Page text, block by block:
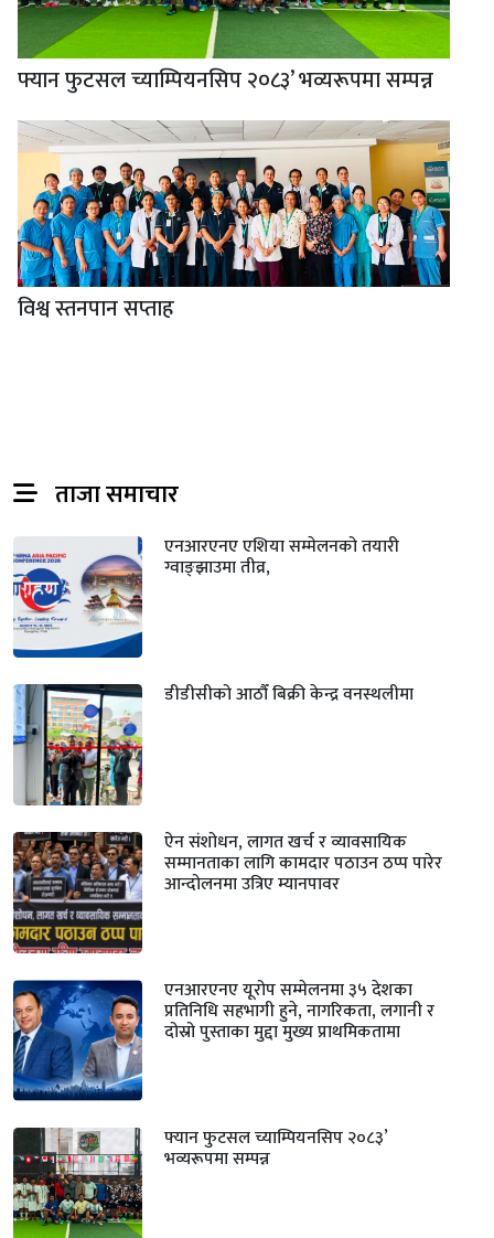
फ्यान फुटसल च्याम्पियनसिप २०८३’ भव्यरूपमा सम्पन्न
विश्व स्तनपान सप्ताह
ताजा समाचार
एनआरएनए एशिया सम्मेलनको तयारी
ग्वाङ्झाउमा तीव्र,
डीडीसीको आठौँ बिक्री केन्द्र वनस्थलीमा
ऐन संशोधन, लागत खर्च र व्यावसायिक
सम्मानताका लागि कामदार पठाउन ठप्प पारेर
आन्दोलनमा उत्रिए म्यानपावर
एनआरएनए यूरोप सम्मेलनमा ३५ देशका
प्रतिनिधि सहभागी हुने, नागरिकता, लगानी र
दोस्रो पुस्ताका मुद्दा मुख्य प्राथमिकतामा
फ्यान फुटसल च्याम्पियनसिप २०८३’
भव्यरूपमा सम्पन्न